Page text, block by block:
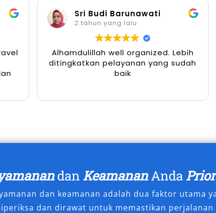
heran jika permintaan sewa mobil dan
Masyarakat kini mengutamakan
dalam setiap perjalanan. Oleh
adalah langkah cerdas untuk
Anda.
premium untuk kebutuhan perjalanan
dalam kondisi prima dan
menjawab kebutuhan mobilitas Anda
Sri Budi Barunawati
2 tahun yang lalu
Alhamdulillah well organized. Lebih
ditingkatkan pelayanan yang sudah
baik
dan KeamananAnda
dan keamanan adalah dua faktor utama
dan dirawat untuk memastikan perjalanan